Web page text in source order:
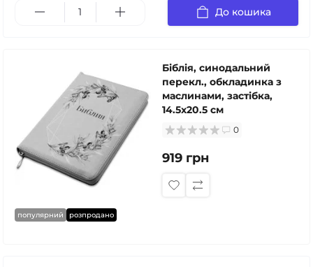
До кошика
популярний розпродано
Біблія, синодальний
перекл., обкладинка з
маслинами, застібка,
14.5x20.5 см
0
919 грн